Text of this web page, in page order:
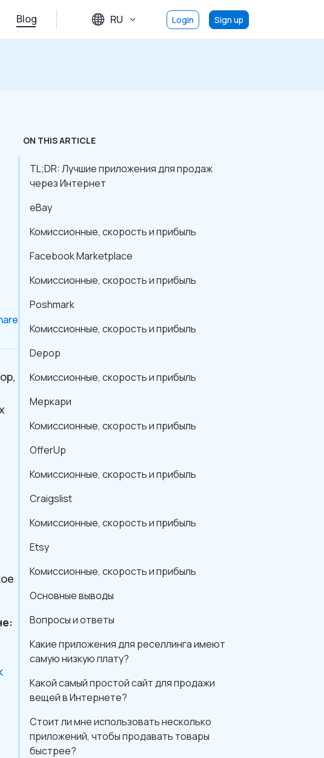
Blog RU Login Sign up
ON THIS ARTICLE
TL;DR: Лучшие приложения для продаж
через Интернет
eBay
Комиссионные, скорость и прибыль
Facebook Marketplace
Комиссионные, скорость и прибыль
Poshmark
Комиссионные, скорость и прибыль
Depop
Комиссионные, скорость и прибыль
Меркари
Комиссионные, скорость и прибыль
OfferUp
Комиссионные, скорость и прибыль
Craigslist
Комиссионные, скорость и прибыль
Etsy
Комиссионные, скорость и прибыль
Основные выводы
Вопросы и ответы
Какие приложения для реселлинга имеют
самую низкую плату?
Какой самый простой сайт для продажи
вещей в Интернете?
Стоит ли мне использовать несколько
приложений, чтобы продавать товары
быстрее?